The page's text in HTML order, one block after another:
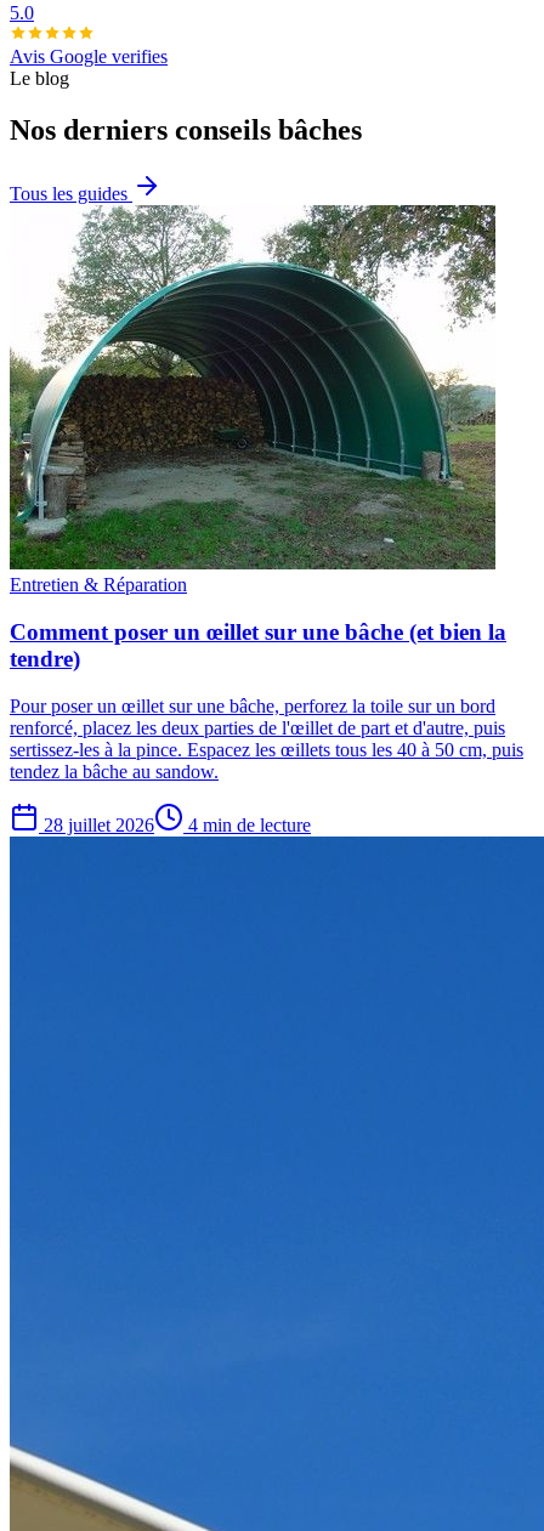
5.0
Avis Google verifies
Le blog
Nos derniers conseils bâches
Tous les guides
Entretien & Réparation
Comment poser un œillet sur une bâche (et bien la
tendre)
Pour poser un œillet sur une bâche, perforez la toile sur un bord
renforcé, placez les deux parties de l'œillet de part et d'autre, puis
sertissez-les à la pince. Espacez les œillets tous les 40 à 50 cm, puis
tendez la bâche au sandow.
28 juillet 2026 4 min de lecture